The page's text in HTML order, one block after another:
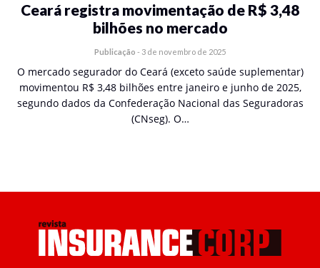
Ceará registra movimentação de R$ 3,48
bilhões no mercado
Publicação - 3 de novembro de 2025
O mercado segurador do Ceará (exceto saúde suplementar)
movimentou R$ 3,48 bilhões entre janeiro e junho de 2025,
segundo dados da Confederação Nacional das Seguradoras
(CNseg). O…